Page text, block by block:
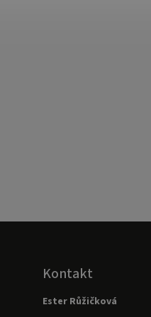
Kontakt
Ester Růžičková